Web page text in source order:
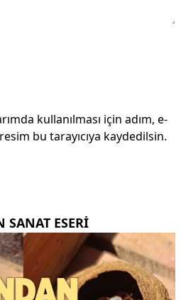
kullanılması için adım, e-
bu tarayıcıya kaydedilsin.
ESERI